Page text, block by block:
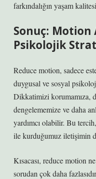
farkındalığın yaşam
Sonuç: Motion
Psikolojik
Reduce motion, sadece
duygusal ve sosyal
Dikkatimizi korumamıza,
dengelememize ve daha
yardımcı olabilir. Bu
ile kurduğumuz iletişimin
Kısacası, reduce motion
sorudan çok daha